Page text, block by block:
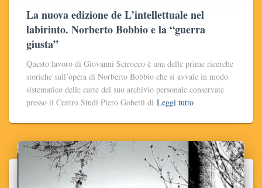
La nuova edizione de L’intellettuale nel
labirinto. Norberto Bobbio e la “guerra
giusta”
Questo lavoro di Giovanni Scirocco è una delle prime ricerche
storiche sull’opera di Norberto Bobbio che si avvale in modo
sistematico delle carte del suo archivio personale conservate
presso il Centro Studi Piero Gobetti di Leggi tutto